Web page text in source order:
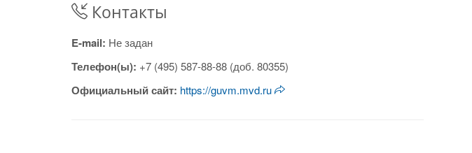
Контакты
E-mail: Не задан
Телефон(ы): +7 (495) 587-88-88 (доб. 80355)
Официальный сайт: https://guvm.mvd.ru